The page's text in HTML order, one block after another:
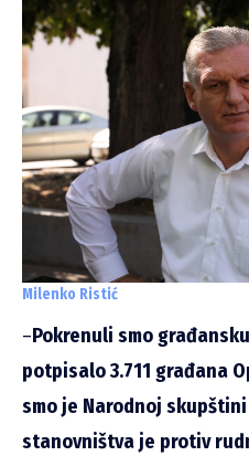
Milenko Ristić
–Pokrenuli smo
potpisalo 3.711 građana
smo je Narodnoj
stanovništva je protiv